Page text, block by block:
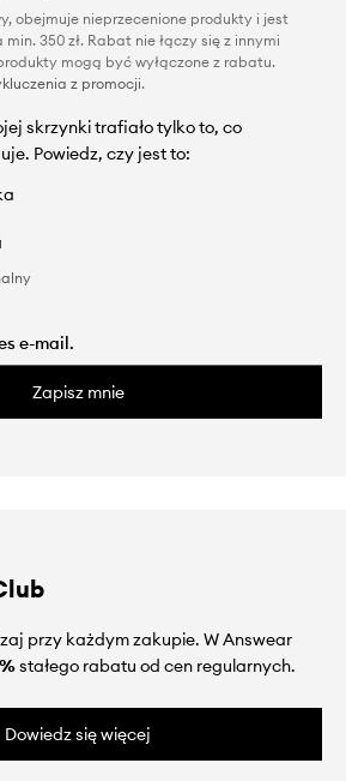
obejmuje nieprzecenione produkty i jest
350 zł. Rabat nie łączy się z innymi
mogą być wyłączone z rabatu.
z promocji.
skrzynki trafiało tylko to, co
Powiedz, czy jest to:
Zapisz mnie
przy każdym zakupie. W Answear
stałego rabatu od cen regularnych.
Dowiedz się więcej